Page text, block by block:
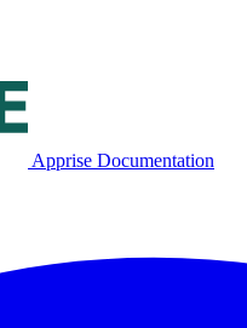
Apprise Documentation